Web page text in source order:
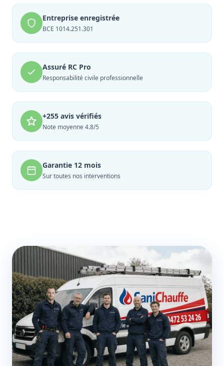
Entreprise enregistrée
BCE 1014.251.301
Assuré RC Pro
Responsabilité civile professionnelle
+255 avis vérifiés
Note moyenne 4.8/5
Garantie 12 mois
Sur toutes nos interventions